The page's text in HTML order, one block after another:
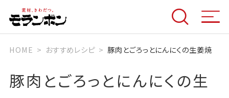
HOME おすすめレシピ 豚肉とごろっとにんにくの生姜焼
豚肉とごろっとにんにくの生